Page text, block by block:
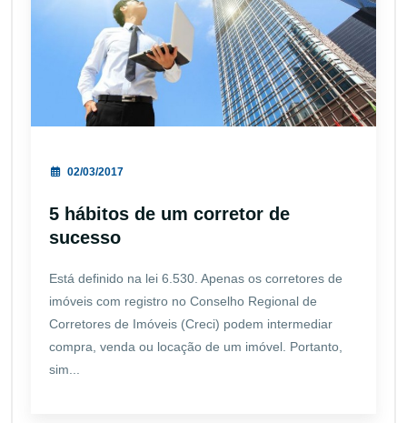
02/03/2017
5 hábitos de um corretor de
sucesso
Está definido na lei 6.530. Apenas os corretores de
imóveis com registro no Conselho Regional de
Corretores de Imóveis (Creci) podem intermediar
compra, venda ou locação de um imóvel. Portanto,
sim...